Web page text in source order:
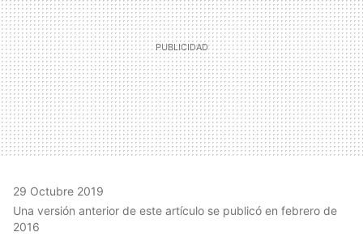
29 Octubre 2019
Una versión anterior de este artículo se publicó en febrero de
2016